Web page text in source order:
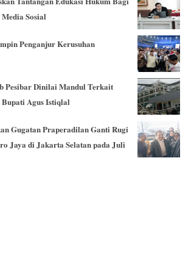
Sosial
Penganjur Kerusuhan
Pesibar Dinilai Mandul Terkait
Agus Istiqlal
Gugatan Praperadilan Ganti Rugi
Jaya di Jakarta Selatan pada Juli